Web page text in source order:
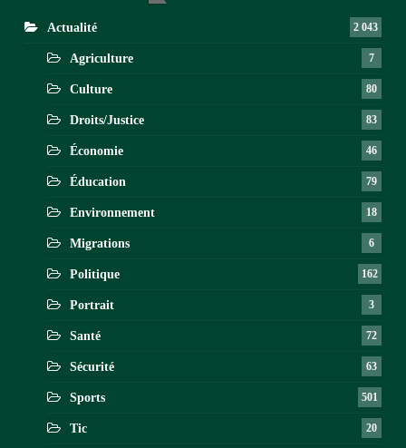
Actualité 2 043
Agriculture 7
Culture 80
Droits/Justice 83
Économie 46
Éducation 79
Environnement 18
Migrations 6
Politique 162
Portrait 3
Santé 72
Sécurité 63
Sports 501
Tic 20